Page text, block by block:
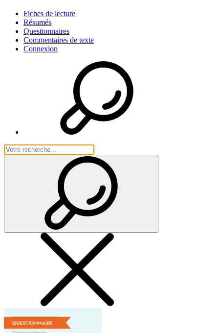
Fiches de lecture
Résumés
Questionnaires
Commentaires de texte
Connexion